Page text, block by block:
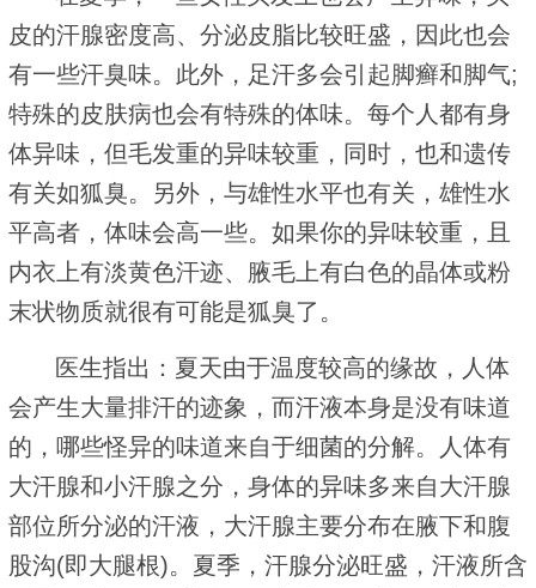
皮的汗腺密度高、分泌皮脂比较旺盛，因此也会
有一些汗臭味。此外，足汗多会引起脚癣和脚气;
特殊的皮肤病也会有特殊的体味。每个人都有身
体异味，但毛发重的异味较重，同时，也和遗传
有关如狐臭。另外，与雄性水平也有关，雄性水
平高者，体味会高一些。如果你的异味较重，且
内衣上有淡黄色汗迹、腋毛上有白色的晶体或粉
末状物质就很有可能是狐臭了。
医生指出：夏天由于温度较高的缘故，人体
会产生大量排汗的迹象，而汗液本身是没有味道
的，哪些怪异的味道来自于细菌的分解。人体有
大汗腺和小汗腺之分，身体的异味多来自大汗腺
部位所分泌的汗液，大汗腺主要分布在腋下和腹
股沟(即大腿根)。夏季，汗腺分泌旺盛，汗液所含